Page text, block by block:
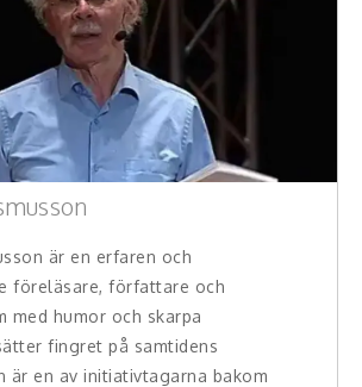
Different
är en erfaren och
föreläsare, författare och
med humor och skarpa
fingret på samtidens
är en av initiativtagarna bakom